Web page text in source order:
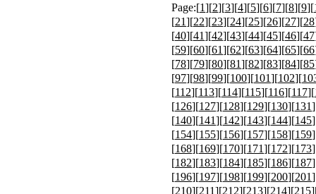
Page:[1][2][3][4][5][6][7][8][9][
[21][22][23][24][25][26][27][28
[40][41][42][43][44][45][46][47
[59][60][61][62][63][64][65][66
[78][79][80][81][82][83][84][85
[97][98][99][100][101][102][
[112][113][114][115][116][117][
[126][127][128][129][130][131
[140][141][142][143][144][145
[154][155][156][157][158][159
[168][169][170][171][172][173
[182][183][184][185][186][187
[196][197][198][199][200][201
[210][211][212][213][214][215